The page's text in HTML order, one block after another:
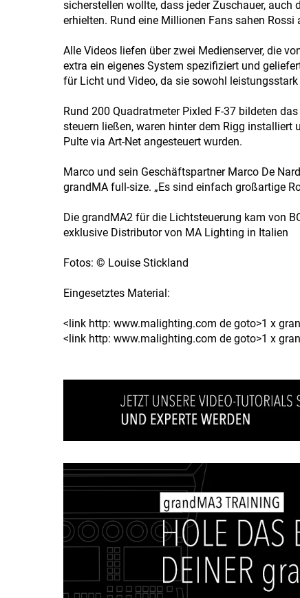
sicherstellen wollte, dass jeder Zuschauer, auch
erhielten. Rund eine Millionen Fans sahen
Alle Videos liefen über zwei Medienserver, die
extra ein eigenes System spezifiziert und
für Licht und Video, da sie sowohl
Rund 200 Quadratmeter Pixled F-37 bildeten
steuern ließen, waren hinter dem Rigg installiert
Pulte via Art-Net angesteuert wurden.
Marco und sein Geschäftspartner Marco De
grandMA full-size. „Es sind einfach großartige
Die grandMA2 für die Lichtsteuerung kam von
exklusive Distributor von MA Lighting in Italien
Fotos: © Louise Stickland
Eingesetztes Material:
<link http: www.malighting.com de goto>1 x
<link http: www.malighting.com de goto>1 x